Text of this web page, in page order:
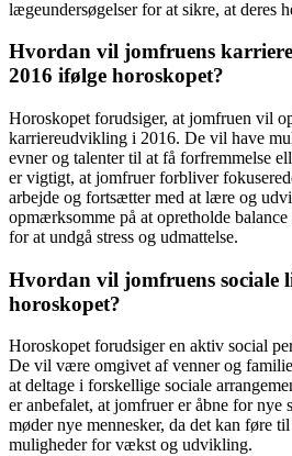
lægeundersøgelser for at sikre, at deres
Hvordan vil jomfruens
2016 ifølge horoskopet?
Horoskopet forudsiger, at jomfruen vil
karriereudvikling i 2016. De vil have
evner og talenter til at få forfremmelse
er vigtigt, at jomfruer forbliver
arbejde og fortsætter med at lære og
opmærksomme på at opretholde
for at undgå stress og udmattelse.
Hvordan vil jomfruens sociale
horoskopet?
Horoskopet forudsiger en aktiv social
De vil være omgivet af venner og
at deltage i forskellige sociale
er anbefalet, at jomfruer er åbne for nye
møder nye mennesker, da det kan føre
muligheder for vækst og udvikling.